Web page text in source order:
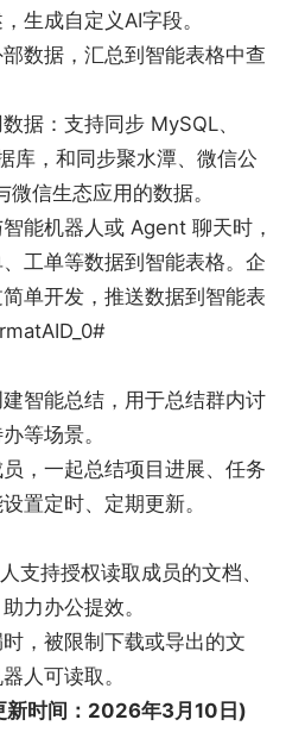
署】
算服务可部署在企业自有
。
用密码算法，通过国家信
证，协助企业建立安全合规体
署在国产服务器以及操作
桌面端使用。
消耗少，单台即可完成部
扩展，满足不同规模企业的
网、跨网、跨地区等复杂
的同时，还支持各种安全管
视化自助升级，日常运维
生成自定义AI字段。
据，汇总到智能表格中查
：支持同步 MySQL、
库，和同步聚水潭、微信公
信生态应用的数据。
机器人或 Agent 聊天时，
工单等数据到智能表格。企
单开发，推送数据到智能表
能总结，用于总结群内讨
等场景。
一起总结项目进展、任务
置定时、定期更新。
持授权读取成员的文档、
力办公提效。
被限制下载或导出的文
人可读取。
时间：2026年3月10日)